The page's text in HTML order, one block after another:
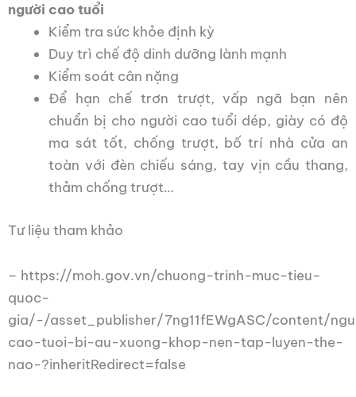
người cao tuổi
Kiểm tra sức khỏe định kỳ
Duy trì chế độ dinh dưỡng lành mạnh
Kiểm soát cân nặng
Để hạn chế trơn trượt, vấp ngã bạn nên
chuẩn bị cho người cao tuổi dép, giày có độ
ma sát tốt, chống trượt, bố trí nhà cửa an
toàn với đèn chiếu sáng, tay vịn cầu thang,
thảm chống trượt…
Tư liệu tham khảo
– https://moh.gov.vn/chuong-trinh-muc-tieu-
quoc-
gia/-/asset_publisher/7ng11fEWgASC/content/
cao-tuoi-bi-au-xuong-khop-nen-tap-luyen-the-
nao-?inheritRedirect=false